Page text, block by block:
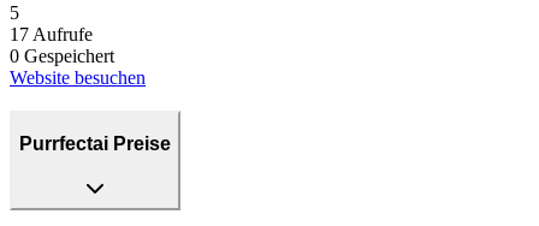
5
17 Aufrufe
0 Gespeichert
Website besuchen
Purrfectai Preise